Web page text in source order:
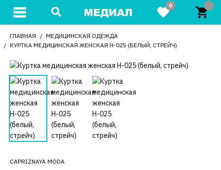
0
ГЛАВНАЯ
МЕДИЦИНСКАЯ ОДЕЖДА
КУРТКА МЕДИЦИНСКАЯ ЖЕНСКАЯ Н-025 (БЕЛЫЙ, СТРЕЙЧ)
CAPRIZNAYA MODA